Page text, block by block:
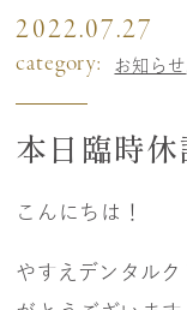
2022.07.27
category: お知らせ
本日臨時休
こんにちは！
やすえデンタル